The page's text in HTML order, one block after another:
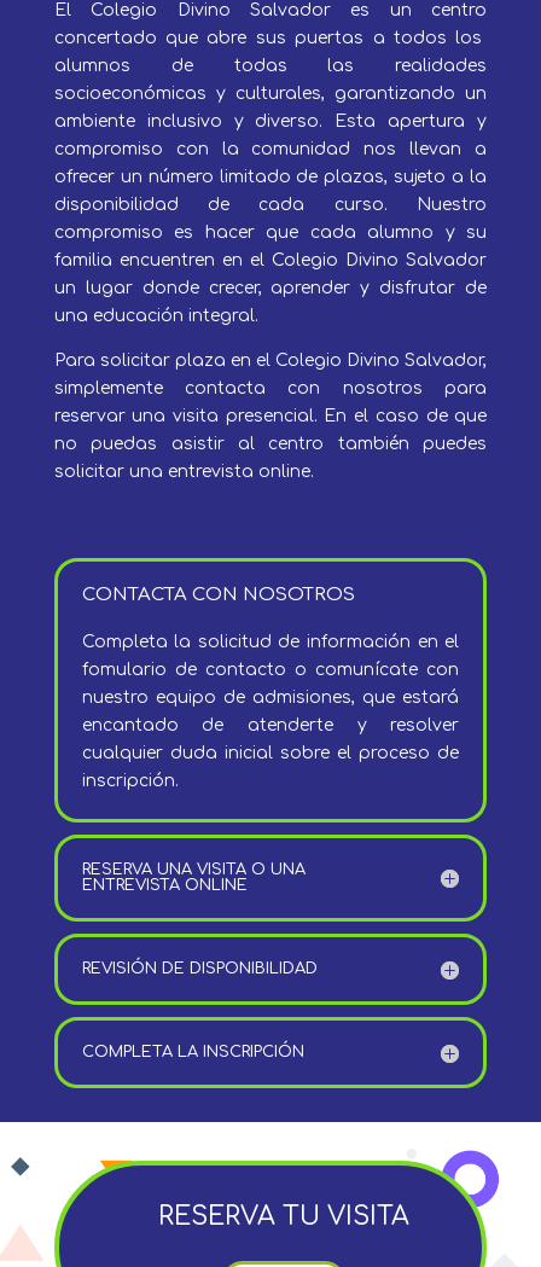
El Colegio Divino Salvador es un centro
concertado que abre sus puertas a todos los
alumnos de todas las realidades
socioeconómicas y culturales, garantizando un
ambiente inclusivo y diverso.
Esta apertura y
compromiso con la comunidad nos llevan a
ofrecer un número limitado de plazas, sujeto a la
disponibilidad de cada curso. Nuestro
compromiso es hacer que cada alumno y su
familia encuentren en el Colegio Divino Salvador
un lugar donde crecer, aprender y disfrutar de
una educación integral.
Para solicitar plaza en el Colegio Divino Salvador,
simplemente contacta con nosotros para
reservar una visita presencial. En el caso de que
no puedas asistir al centro también puedes
solicitar una entrevista online.
CONTACTA CON NOSOTROS
Completa la solicitud de información en el
fomulario de contacto o comunícate con
nuestro equipo de admisiones, que estará
encantado de atenderte y resolver
cualquier duda inicial sobre el proceso de
inscripción.
RESERVA UNA VISITA O UNA
ENTREVISTA ONLINE
REVISIÓN DE DISPONIBILIDAD
COMPLETA LA INSCRIPCIÓN
RESERVA TU VISITA